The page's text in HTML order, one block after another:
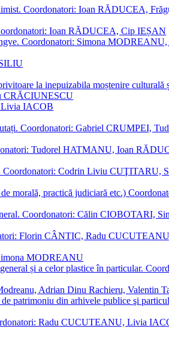
Coordonatori: Ioan RĂDUCEA,
Ioan RĂDUCEA, Cip IEȘAN
Coordonatori: Simona
la inepuizabila moștenire culturală
CRĂCIUNESCU
Livia IACOB
Coordonatori: Gabriel CRUMPEI,
Tudorel HATMANU, Ioan
Coordonatori: Codrin Liviu CUŢITARU,
morală, practică judiciară etc.)
Coordonatori: Călin CIOBOTARI,
Florin CÂNTIC, Radu
MODREANU
și a celor plastice în particular.
Adrian Dinu Rachieru, Valentin
patrimoniu din arhivele publice şi
Radu CUCUTEANU, Livia